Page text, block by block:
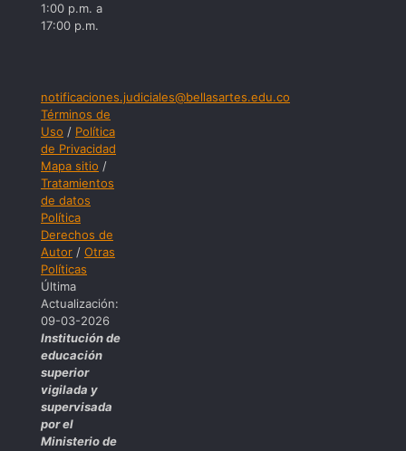
1:00 p.m. a
17:00 p.m.
notificaciones.judiciales@bellasartes.edu.co
Términos de
Uso / Política
de Privacidad
Mapa sitio /
Tratamientos
de datos
Política
Derechos de
Autor / Otras
Políticas
Última
Actualización:
09-03-2026
Institución de
educación
superior
vigilada y
supervisada
por el
Ministerio de